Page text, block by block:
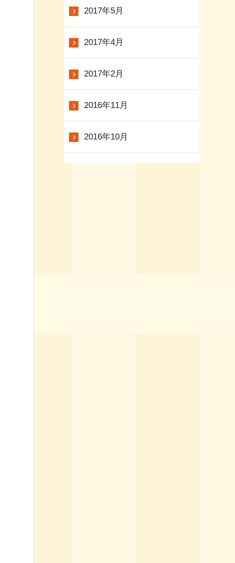
2017年5月
2017年4月
2017年2月
2016年11月
2016年10月